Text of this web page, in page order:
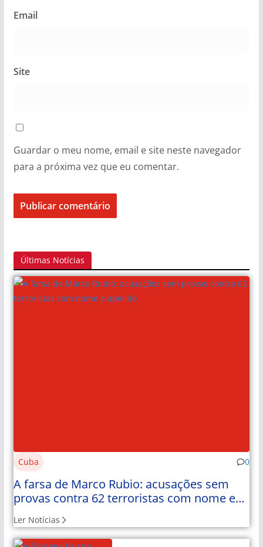
Email
Site
Guardar o meu nome, email e site neste navegador
para a próxima vez que eu comentar.
Últimas Notícias
Cuba 0
A farsa de Marco Rubio: acusações sem
provas contra 62 terroristas com nome e
Ler Notícias